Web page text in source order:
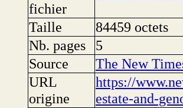
fichier
Taille
84459 octets
Nb. pages
5
Source
The New
URL
origine
https://
estate-and-